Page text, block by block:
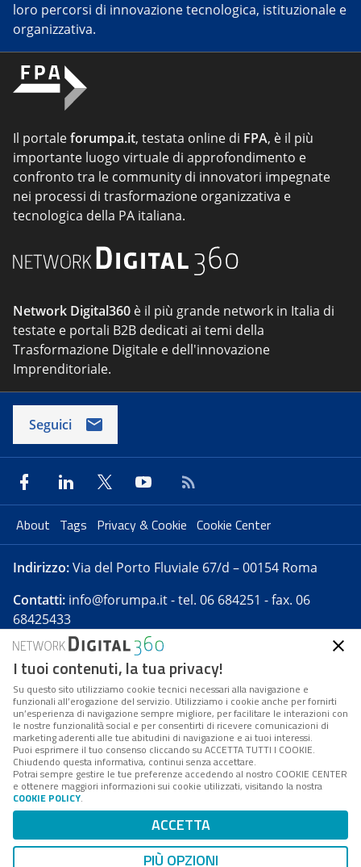
loro percorsi di innovazione tecnologica, istituzionale e
organizzativa.
Il portaleforumpa.it, testata online di FPA, è il più
importante luogo virtuale di approfondimento e
confronto tra le community di innovatori impegnate
nei processi di trasformazione organizzativa e
tecnologica della PA italiana.
Network Digital360 è il più grande network in Italia di
testate e portali B2B dedicati ai temi della
Trasformazione Digitale e dell'innovazione
Imprenditoriale.
Seguici
About Tags Privacy & Cookie Cookie Center
Indirizzo:Via del Porto Fluviale 67/d – 00154 Roma
Contatti: info@forumpa.it- tel. 06 684251 - fax. 06
68425433
Forumpa.itè una pubblicazione telematica iscritta
presso Registro della stampa del Tribunale di Roma -
Reg. n. 182 del 2 maggio 2008 - Direttore resp. Michela
Stentella
FPA s.r.l. è società soggetta a Direzione e
Coordinamento da parte di Digital360 S.p.A. - FPA s.r.l.
è un'azienda certificata per il sistema di management
Codice Fiscale/Partita IVA n. 10693191008 - R.E.A. Roma
n. 1249791. ISP AWS
Mappa del sito
I tuoi contenuti, la tua privacy!
Su questo sito utilizziamo cookie tecnici necessari alla navigazione e
funzionali all’erogazione del servizio. Utilizziamo i cookie anche per fornirti
un’esperienza di navigazione sempre migliore, per facilitare le interazioni con
le nostre funzionalità social e per consentirti di ricevere comunicazioni di
marketing aderenti alle tue abitudini di navigazione e ai tuoi interessi.
Puoi esprimere il tuo consenso cliccando su ACCETTA TUTTI I COOKIE.
Chiudendo questa informativa, continui senza accettare.
Potrai sempre gestire le tue preferenze accedendo al nostro COOKIE CENTER
e ottenere maggiori informazioni sui cookie utilizzati, visitando la nostra
COOKIE POLICY.
ACCETTA
PIÙ OPZIONI